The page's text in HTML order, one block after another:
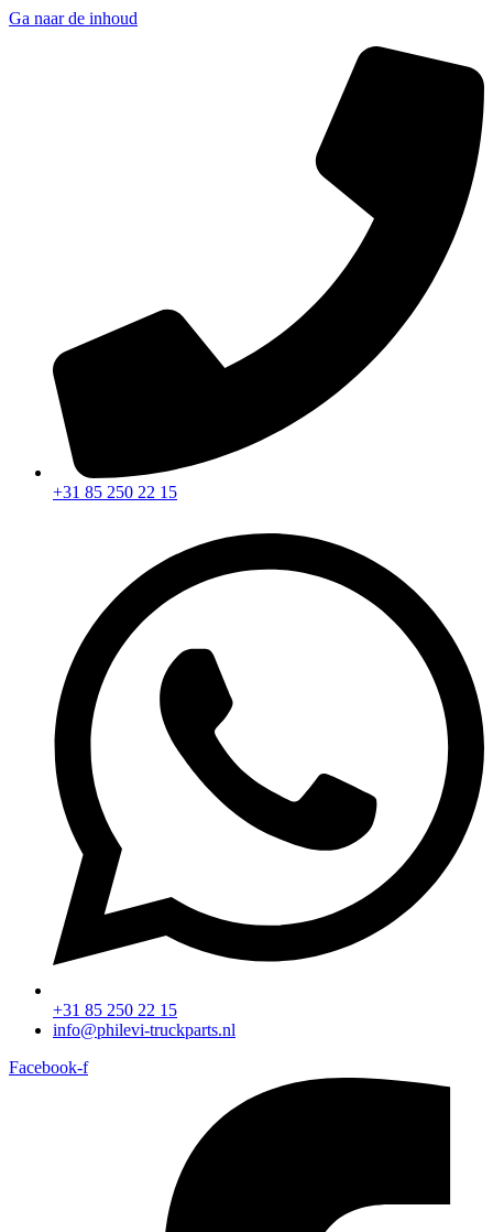
Ga naar de inhoud
+31 85 250 22 15
+31 85 250 22 15
info@philevi-truckparts.nl
Facebook-f